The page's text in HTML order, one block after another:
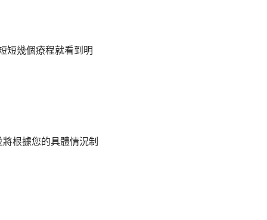
短幾個療程就看到明
根據您的具體情況制